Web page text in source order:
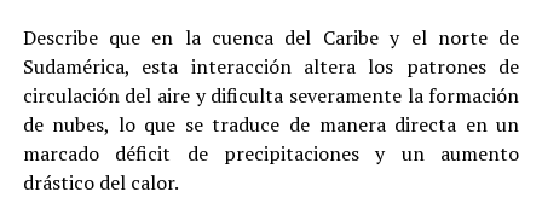
Describe que en la cuenca del Caribe y el norte de
Sudamérica, esta interacción altera los patrones de
circulación del aire y dificulta severamente la formación
de nubes, lo que se traduce de manera directa en un
marcado déficit de precipitaciones y un aumento
drástico del calor.